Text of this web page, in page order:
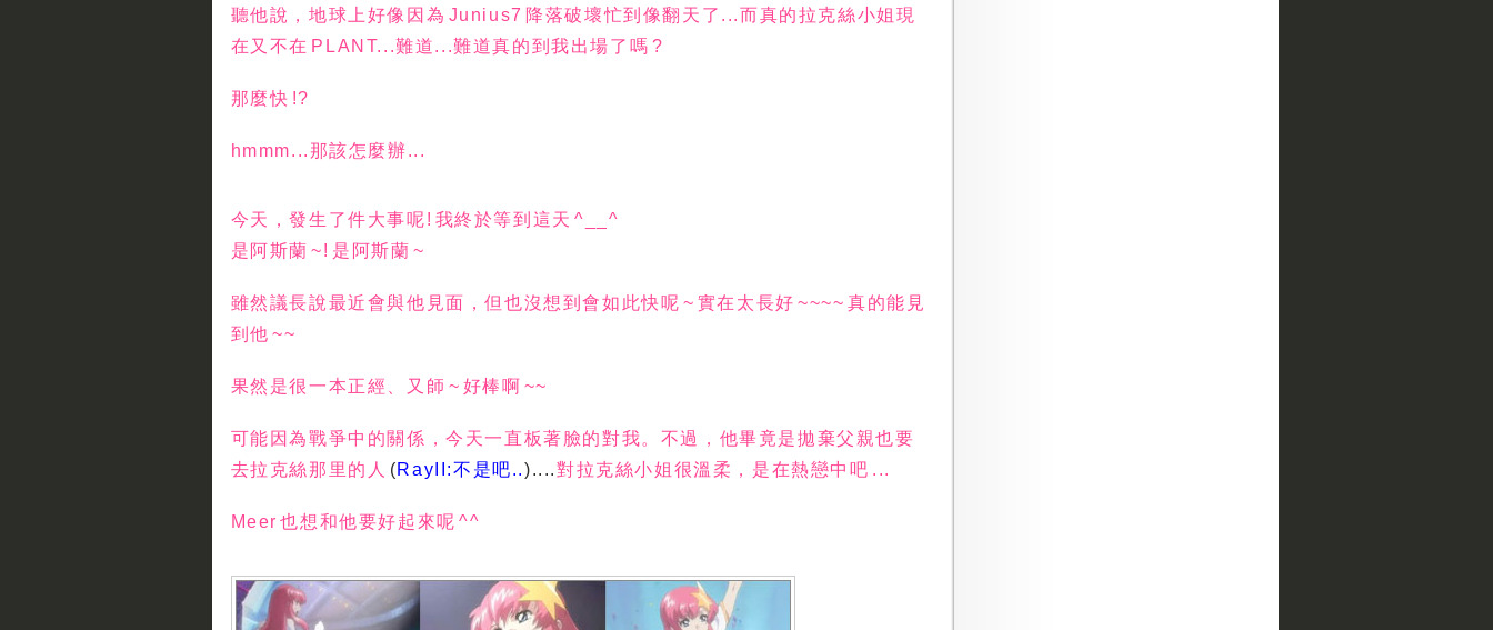
聽他說，地球上好像因為 Junius7 降落破壞忙到像翻天了...而真的拉克絲小姐現
在又不在 PLANT...難道...難道真的到我出場了嗎 ?
那麼快 !?
hmmm...那該怎麼辦...
今天，發生了件大事呢! 我終於等到這天 ^__^
是阿斯蘭 ~! 是阿斯蘭 ~
雖然議長說最近會與他見面，但也沒想到會如此快呢 ~ 實在太長好 ~~~~ 真的能見
到他 ~~
果然是很一本正經、又師 ~ 好棒啊 ~~
可能因為戰爭中的關係，今天一直板著臉的對我。不過，他畢竟是拋棄父親也要
去拉克絲那里的人 (RayII:不是吧..)....對拉克絲小姐很溫柔，是在熱戀中吧 ...
Meer 也想和他要好起來呢 ^^